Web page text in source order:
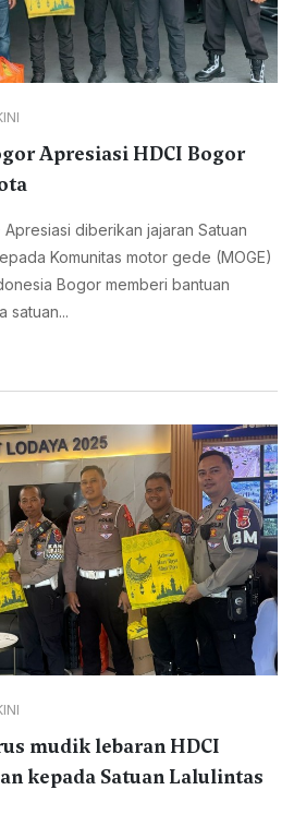
Apresiasi HDCI Bogor
diberikan jajaran Satuan
Komunitas motor gede (MOGE)
Bogor memberi bantuan
satuan...
mudik lebaran HDCI
kepada Satuan Lalulintas